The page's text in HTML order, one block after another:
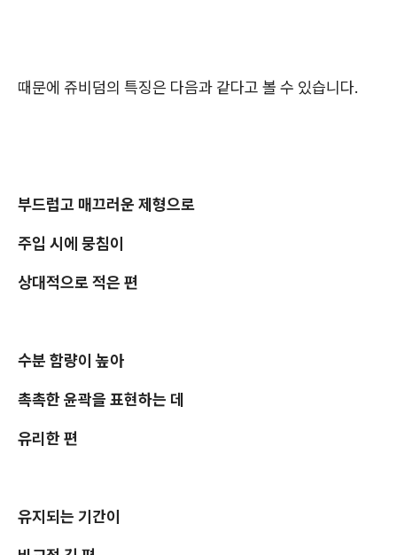
때문에 쥬비덤의 특징은 다음과 같다고 볼 수 있습니다.
부드럽고 매끄러운 제형으로
주입 시에 뭉침이
상대적으로 적은 편
수분 함량이 높아
촉촉한 윤곽을 표현하는 데
유리한 편
유지되는 기간이